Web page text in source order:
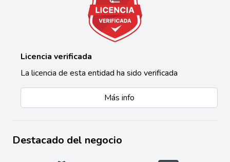
Licencia verificada
La licencia de esta entidad ha sido verificada
Más info
Destacado del negocio